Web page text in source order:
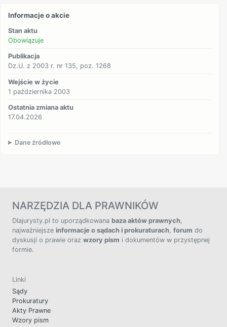
Informacje o akcie
Stan aktu
Obowiązuje
Publikacja
Dz.U. z 2003 r. nr 135, poz. 1268
Wejście w życie
1 października 2003
Ostatnia zmiana aktu
17.04.2026
Dane źródłowe
NARZĘDZIA DLA PRAWNIKÓW
Dlajurysty.pl to uporządkowana baza aktów prawnych,
najważniejsze informacje o sądach i prokuraturach, forum do
dyskusji o prawie oraz wzory pism i dokumentów w przystępnej
formie.
Linki
Sądy
Prokuratury
Akty Prawne
Wzory pism